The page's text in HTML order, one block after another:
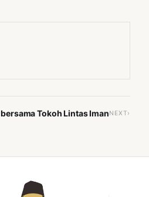
Tokoh Lintas ImanNEXT›